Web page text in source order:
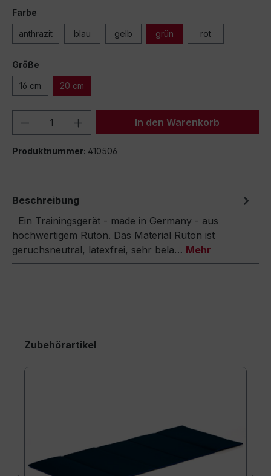
Farbe
anthrazit blau gelb grün rot
Größe
16 cm 20 cm
Produkt Anzahl: Gib denIn den Warenkorb
Produktnummer: 410506
Beschreibung
Ein Trainingsgerät - made in Germany - aus
hochwertigem Ruton. Das Material Ruton ist
geruchsneutral, latexfrei, sehr bela… Mehr
Zubehörartikel